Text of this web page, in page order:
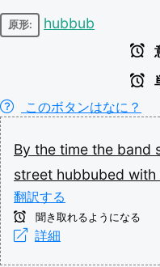
原形: hubbub
このボタンはなに？
By the time the band
street hubbubed with
翻訳する
聞き取れるようになる
詳細